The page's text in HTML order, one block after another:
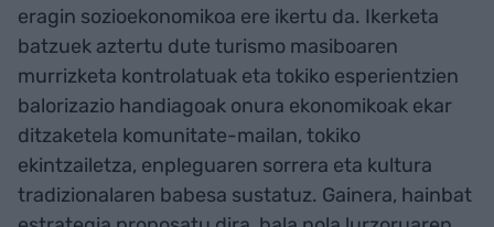
eragin sozioekonomikoa ere ikertu da. Ikerketa
batzuek aztertu dute turismo masiboaren
murrizketa kontrolatuak eta tokiko esperientzien
balorizazio handiagoak onura ekonomikoak ekar
ditzaketela komunitate-mailan, tokiko
ekintzailetza, enpleguaren sorrera eta kultura
tradizionalaren babesa sustatuz. Gainera, hainbat